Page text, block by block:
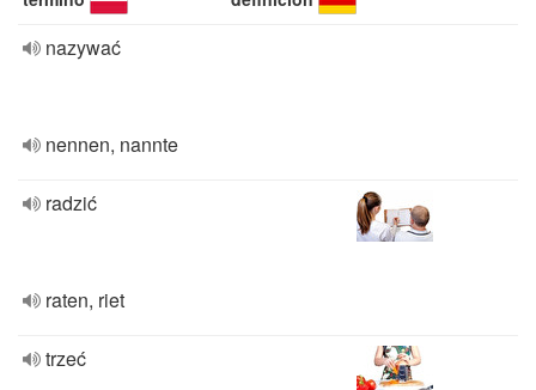
nazywać
nennen, nannte
radzić
raten, riet
trzeć